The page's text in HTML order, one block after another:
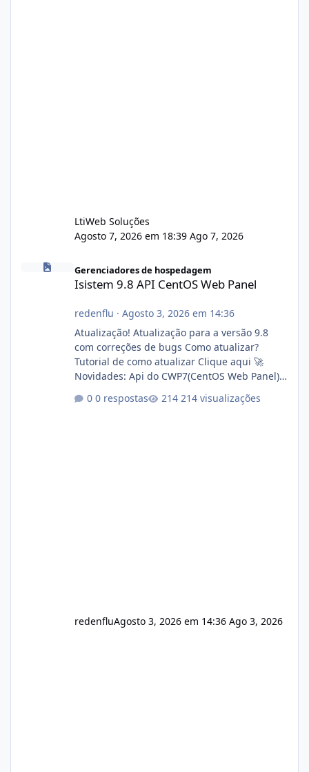
LtiWeb Soluções
Agosto 7, 2026 em 18:39 Ago 7, 2026
Isistem 9.8 API CentOS Web Panel
Gerenciadores de hospedagem
Isistem 9.8 API CentOS Web Panel
redenflu · Agosto 3, 2026 em 14:36
Atualização! Atualização para a versão 9.8
com correções de bugs Como atualizar?
Tutorial de como atualizar Clique aqui 🚀
Novidades: Api do CWP7(CentOS Web Panel)
autorizado a usasr o isistem:
0 respostas 214 visualizações
redenfluAgosto 3, 2026 em 14:36 Ago 3, 2026